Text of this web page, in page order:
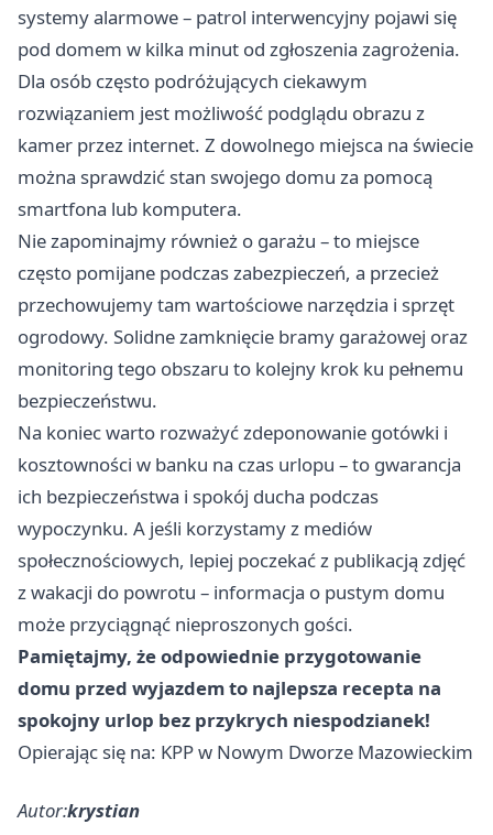
systemy alarmowe – patrol interwencyjny pojawi się
pod domem w kilka minut od zgłoszenia zagrożenia.
Dla osób często podróżujących ciekawym
rozwiązaniem jest możliwość podglądu obrazu z
kamer przez internet. Z dowolnego miejsca na świecie
można sprawdzić stan swojego domu za pomocą
smartfona lub komputera.
Nie zapominajmy również o garażu – to miejsce
często pomijane podczas zabezpieczeń, a przecież
przechowujemy tam wartościowe narzędzia i sprzęt
ogrodowy. Solidne zamknięcie bramy garażowej oraz
monitoring tego obszaru to kolejny krok ku pełnemu
bezpieczeństwu.
Na koniec warto rozważyć zdeponowanie gotówki i
kosztowności w banku na czas urlopu – to gwarancja
ich bezpieczeństwa i spokój ducha podczas
wypoczynku. A jeśli korzystamy z mediów
społecznościowych, lepiej poczekać z publikacją zdjęć
z wakacji do powrotu – informacja o pustym domu
może przyciągnąć nieproszonych gości.
Pamiętajmy, że odpowiednie przygotowanie
domu przed wyjazdem to najlepsza recepta na
spokojny urlop bez przykrych niespodzianek!
Opierając się na: KPP w Nowym Dworze Mazowieckim
Autor:krystian